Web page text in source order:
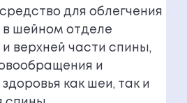
для облегчения
шейном отделе
и верхней части спины,
и
как шеи, так и